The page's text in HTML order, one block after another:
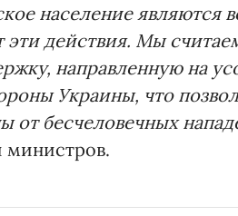
население
эти действия. Мы
направленную на
Украины, что
от бесчеловечных
министров.